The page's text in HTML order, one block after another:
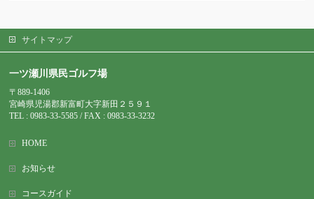
サイトマップ
一ツ瀬川県民ゴルフ場
〒889-1406
宮崎県児湯郡新富町大字新田２５９１
TEL : 0983-33-5585 / FAX : 0983-33-3232
HOME
お知らせ
コースガイド